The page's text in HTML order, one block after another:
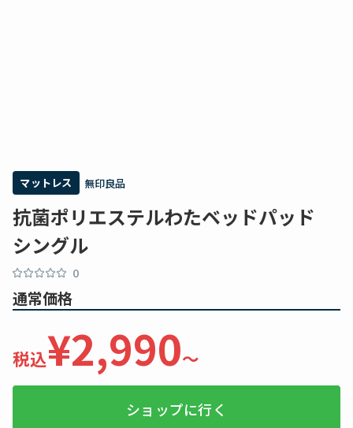
マットレス 無印良品
抗菌ポリエステルわたベッドパッド
シングル
0
通常価格
税込¥2,990〜
ショップに行く